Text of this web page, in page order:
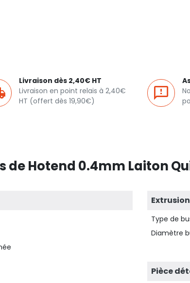
Livraison dès 2,40€ HT
Livraison en point relais à 2,40€
HT (offert dès 19,90€)
Hotend 0.4mm Laiton
Extrusion
Type de
Diamètre
Pièce